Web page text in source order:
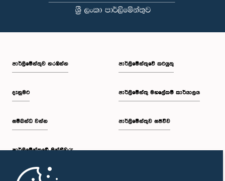
පාර්ලි‌මේන්තුව නරඹන්න
දැනුමට
සම්බන්ධ වන්න
පාර්ලි‌මේන්තුවේ මන්ත්‍රීවරු
මුල් පිටුව
පාර්ලිමේන්තුවේ කටයුතු
පාර්ලිමේන්තු මහලේකම් කාර්යාලය
පාර්ලිමේන්තුව සජීවීව